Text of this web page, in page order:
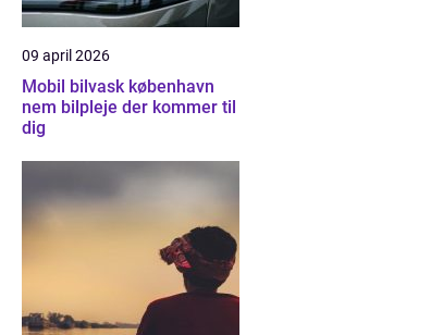
09 april 2026
Mobil bilvask københavn
nem bilpleje der kommer til
dig